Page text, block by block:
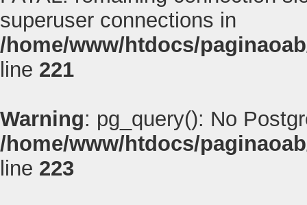
superuser connections in
/home/www/htdocs/
line 221
Warning: pg_query(): No
/home/www/htdocs/
line 223